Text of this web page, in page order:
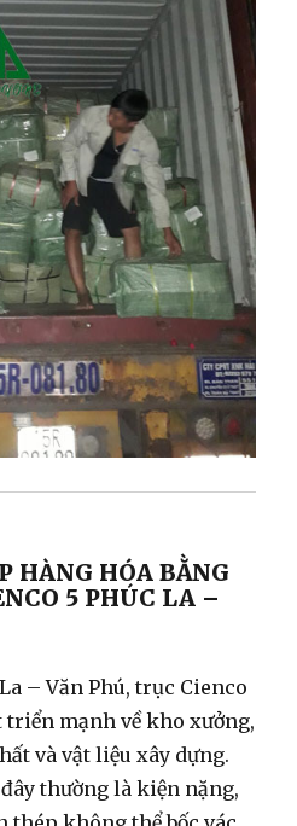
HÀNG HÓA BẰNG
5 PHÚC LA –
– Văn Phú, trục Cienco
triển mạnh về kho xưởng,
và vật liệu xây dựng.
thường là kiện nặng,